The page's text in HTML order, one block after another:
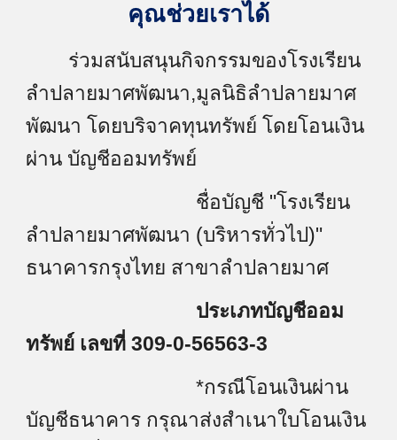
คุณช่วยเราได้
ร่วมสนับสนุนกิจกรรมของโรงเรียน
ลำปลายมาศพัฒนา,มูลนิธิลำปลายมาศ
พัฒนา โดยบริจาคทุนทรัพย์ โดยโอนเงิน
ผ่าน บัญชีออมทรัพย์
ชื่อบัญชี "โรงเรียน
ลำปลายมาศพัฒนา (บริหารทั่วไป)"
ธนาคารกรุงไทย สาขาลำปลายมาศ
ประเภทบัญชีออม
ทรัพย์ เลขที่ 309-0-56563-3
*กรณีโอนเงินผ่าน
บัญชีธนาคาร กรุณาส่งสำเนาใบโอนเงิน